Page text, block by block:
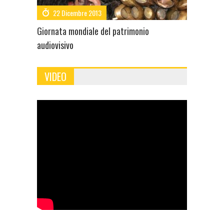
22 Dicembre 2013
Giornata mondiale del patrimonio
audiovisivo
VIDEO